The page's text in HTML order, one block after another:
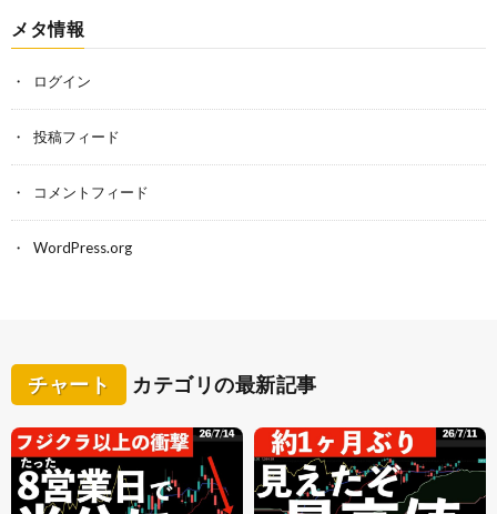
メタ情報
ログイン
投稿フィード
コメントフィード
WordPress.org
チャート カテゴリの最新記事